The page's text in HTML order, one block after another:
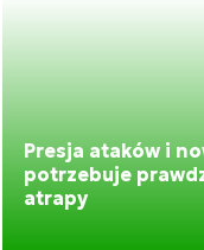
Presja ataków i
potrzebuje
atrapy